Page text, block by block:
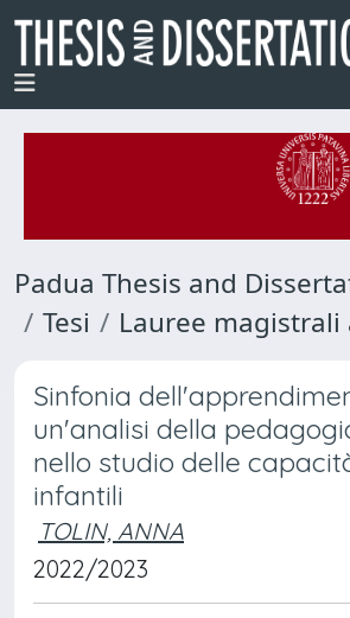
Padua Thesis and
Tesi
Lauree magistrali
Sinfonia
un'analisi della
nello studio delle
infantili
TOLIN, ANNA
2022/2023